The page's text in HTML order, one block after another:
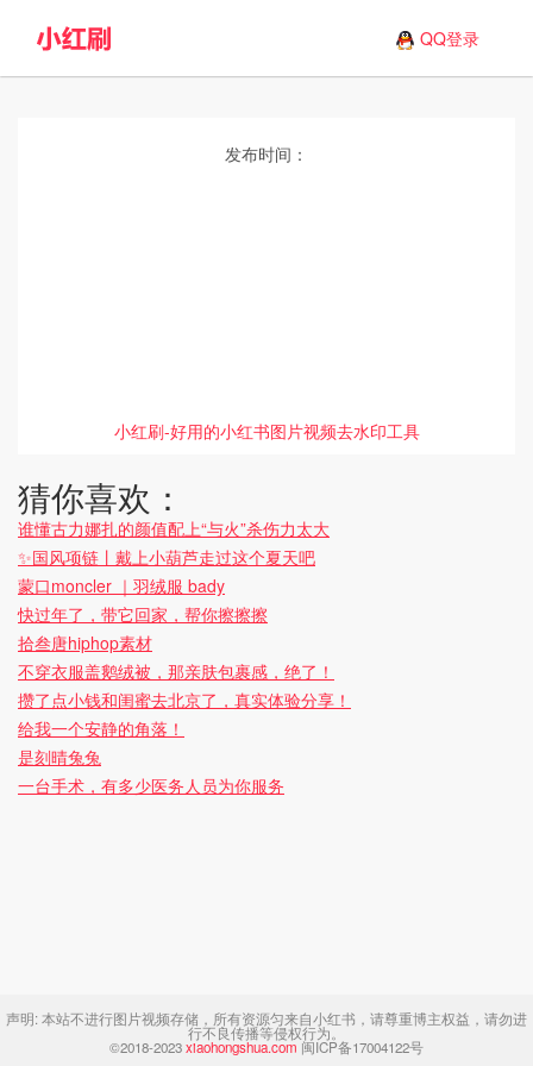
QQ登录
发布时间：
小红刷-好用的小红书图片视频去水印工具
猜你喜欢：
谁懂古力娜扎的颜值配上“与火”杀伤力太大
✨国风项链丨戴上小葫芦走过这个夏天吧
蒙口moncler ｜羽绒服 bady
快过年了，带它回家，帮你擦擦擦
拾叁唐hiphop素材
不穿衣服盖鹅绒被，那亲肤包裹感，绝了！
攒了点小钱和闺蜜去北京了，真实体验分享！
给我一个安静的角落！
是刻晴兔兔
一台手术，有多少医务人员为你服务
声明:本站不进行图片视频存储，所有资源匀来自小红书，请尊重博主权益，请勿进
行不良传播等侵权行为。
©2018-2023xiaohongshua.com 闽ICP备17004122号